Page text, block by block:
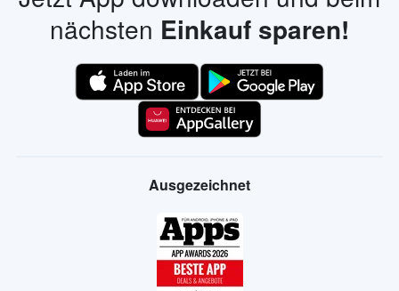
nächsten Einkauf sparen!
Ausgezeichnet